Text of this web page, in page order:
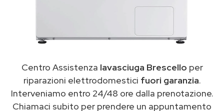
Centro Assistenza lavasciuga Brescello per
riparazioni elettrodomestici fuori garanzia.
Interveniamo entro 24/48 ore dalla prenotazione.
Chiamaci subito per prendere un appuntamento